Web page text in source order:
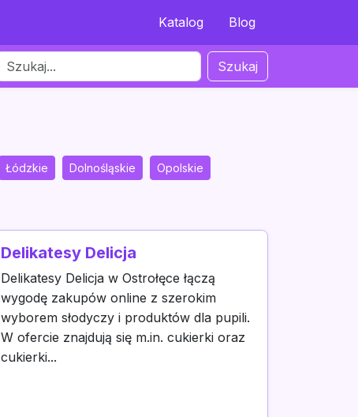
Katalog Blog
Szukaj
Łódzkie Dolnośląskie Opolskie
Delikatesy Delicja
Delikatesy Delicja w Ostrołęce łączą
wygodę zakupów online z szerokim
wyborem słodyczy i produktów dla pupili.
W ofercie znajdują się m.in. cukierki oraz
cukierki...